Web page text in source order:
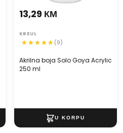
Akrilna boja Solo Goya Acrylic
250 ml
13,29 КМ
KREUL
(9)